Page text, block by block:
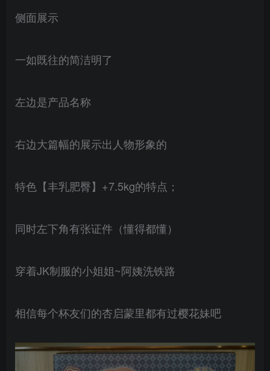
侧面展示
一如既往的简洁明了
左边是产品名称
右边大篇幅的展示出人物形象的
特色【丰乳肥臀】+7.5kg的特点；
同时左下角有张证件（懂得都懂）
穿着JK制服的小姐姐~阿姨洗铁路
相信每个杯友们的杏启蒙里都有过樱花妹吧